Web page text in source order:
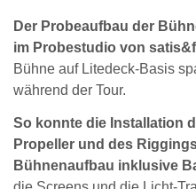
Der Probeaufbau der
im Probestudio von
Bühne auf Litedeck-Basis
während der Tour.
So konnte die Installation
Propeller und des
Bühnenaufbau inklusive